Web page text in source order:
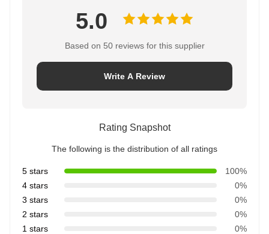
5.0
Based on 50 reviews for this supplier
Write A Review
Rating Snapshot
The following is the distribution of all ratings
5 stars
100%
4 stars
0%
3 stars
0%
2 stars
0%
1 stars
0%